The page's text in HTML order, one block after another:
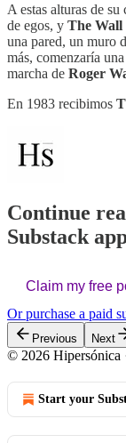
A estas alturas de su
de egos, y The Wall
una pared, un muro
más, comenzaría
marcha de Roger
En 1983 recibimos
Continue
Substack
Claim my free
Or purchase a paid
Previous Next
© 2026 Hipersónica
Start your